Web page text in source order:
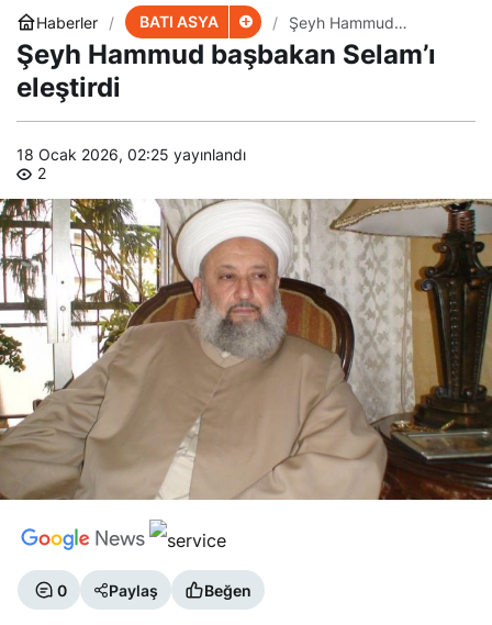
Haberler BATI ASYA
Şeyh Hammud
başbakan Selam’ı
eleştirdi
Şeyh Hammud başbakan Selam’ı
eleştirdi
18 Ocak 2026, 02:25 yayınlandı
2
0 Paylaş Beğen